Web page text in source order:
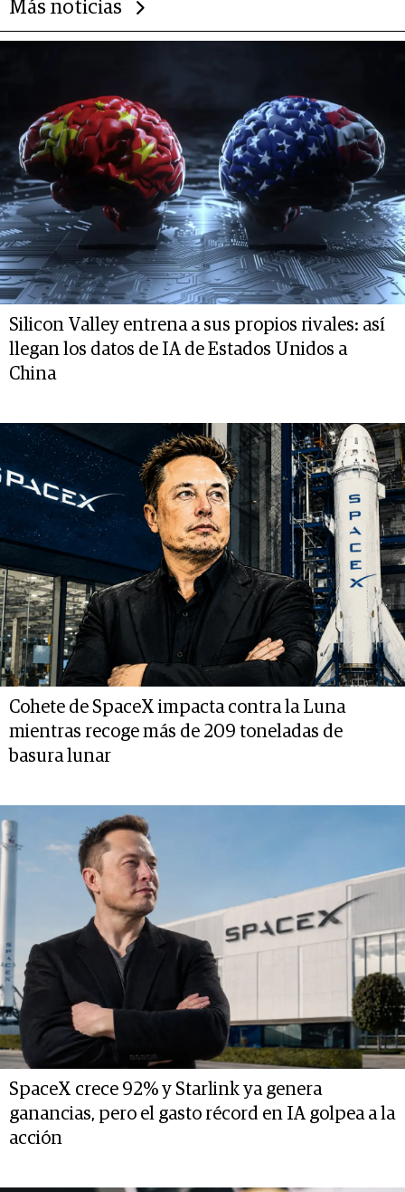
Más noticias
Silicon Valley entrena a sus propios rivales: así
llegan los datos de IA de Estados Unidos a
China
Cohete de SpaceX impacta contra la Luna
mientras recoge más de 209 toneladas de
basura lunar
SpaceX crece 92% y Starlink ya genera
ganancias, pero el gasto récord en IA golpea a la
acción